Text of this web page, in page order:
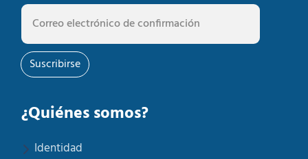
Suscribirse
¿Quiénes somos?
Identidad